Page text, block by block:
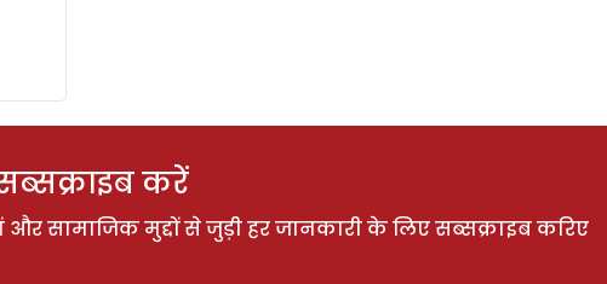
करें
और सामाजिक मुद्दों से जुड़ी हर जानकारी के लिए सब्सक्राइब करिए